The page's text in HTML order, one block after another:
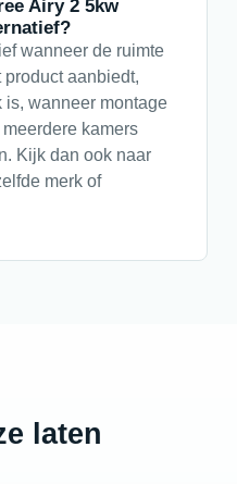
Airy 2 5kw
wanneer de ruimte
aanbiedt,
wanneer montage
kamers
Kijk dan ook naar
merk of
laten